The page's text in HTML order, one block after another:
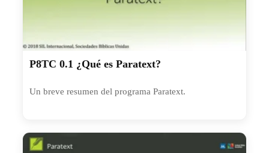
P8TC 0.1 ¿Qué es Paratext?
Un breve resumen del programa Paratext.